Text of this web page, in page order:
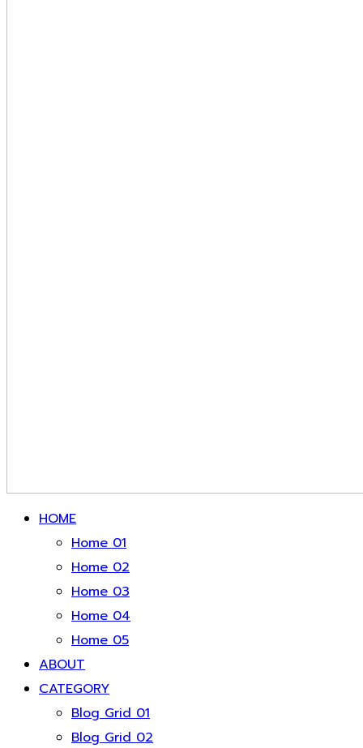
HOME
Home 01
Home 02
Home 03
Home 04
Home 05
ABOUT
CATEGORY
Blog Grid 01
Blog Grid 02